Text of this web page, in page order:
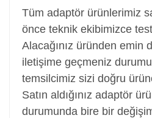
Tüm adaptör ürünlerimiz
önce teknik ekibimizce
Alacağınız üründen emin
iletişime geçmeniz
temsilcimiz sizi doğru
Satın aldığınız adaptör
durumunda bire bir